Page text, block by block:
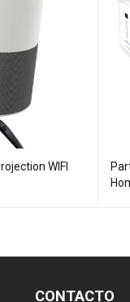
WIFI
CONTACTO